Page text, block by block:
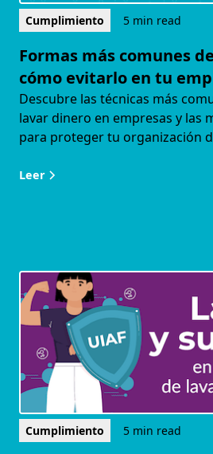
Cumplimiento 5 min read
Formas más comunes
cómo evitarlo en tu
Descubre las técnicas más
lavar dinero en empresas y las
para proteger tu organización
Leer
Cumplimiento 5 min read